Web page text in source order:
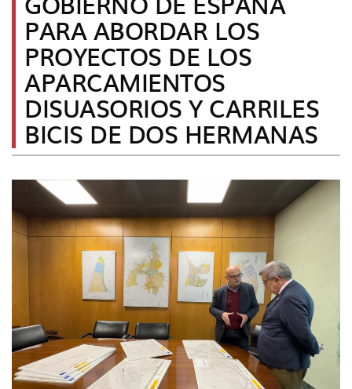
idioma
PARA ABORDAR LOS
PROYECTOS DE LOS
APARCAMIENTOS
DISUASORIOS Y CARRILES
BICIS DE DOS HERMANAS